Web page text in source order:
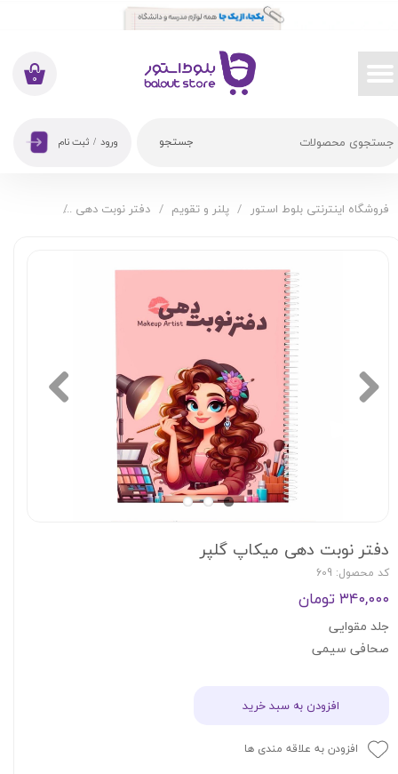
جستجو
۰
ورود / ثبت نام
حساب کاربری من
تغییر گذر واژه
فروشگاه اینترنتی بلوط استور پلنر و تقویم دفتر نوبت دهی
دفتر نوبت دهی میکاپ گلپر
کد محصول: 609
۳۴۰,۰۰۰ تومان
جلد مقوایی
صحافی سیمی
افزودن به سبد خرید
افزودن به علاقه مندی ها